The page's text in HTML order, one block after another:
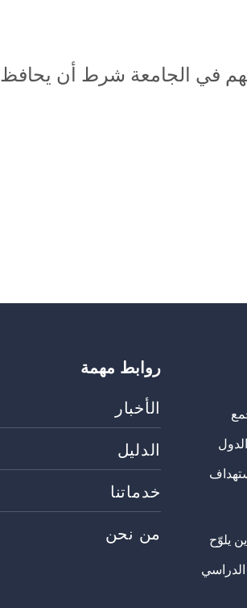
في الجامعة شرط أن يحافظ
يلوّح
الدراسي
روابط مهمة
الأخبار
الدليل
خدماتنا
من نحن